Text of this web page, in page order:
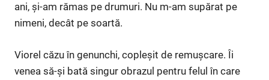
ani, și-am rămas pe drumuri. Nu m-am supărat pe
nimeni, decât pe soartă.
Viorel căzu în genunchi, copleșit de remușcare. Îi
venea să-și bată singur obrazul pentru felul în care